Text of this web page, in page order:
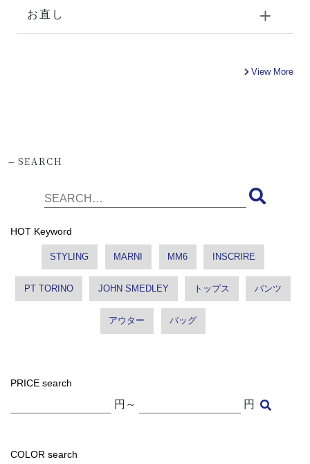
お直し
View More
-SEARCH
HOT Keyword
STYLING MARNI MM6 INSCRIRE
PT TORINO JOHN SMEDLEY トップス パンツ
アウター バッグ
PRICE search
円～ 円
COLOR search